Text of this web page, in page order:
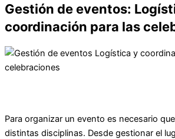
Gestión de eventos:
coordinación para las
Para organizar un evento es necesario
distintas disciplinas. Desde gestionar el